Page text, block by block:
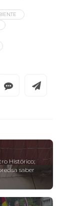
Histórico;
saber